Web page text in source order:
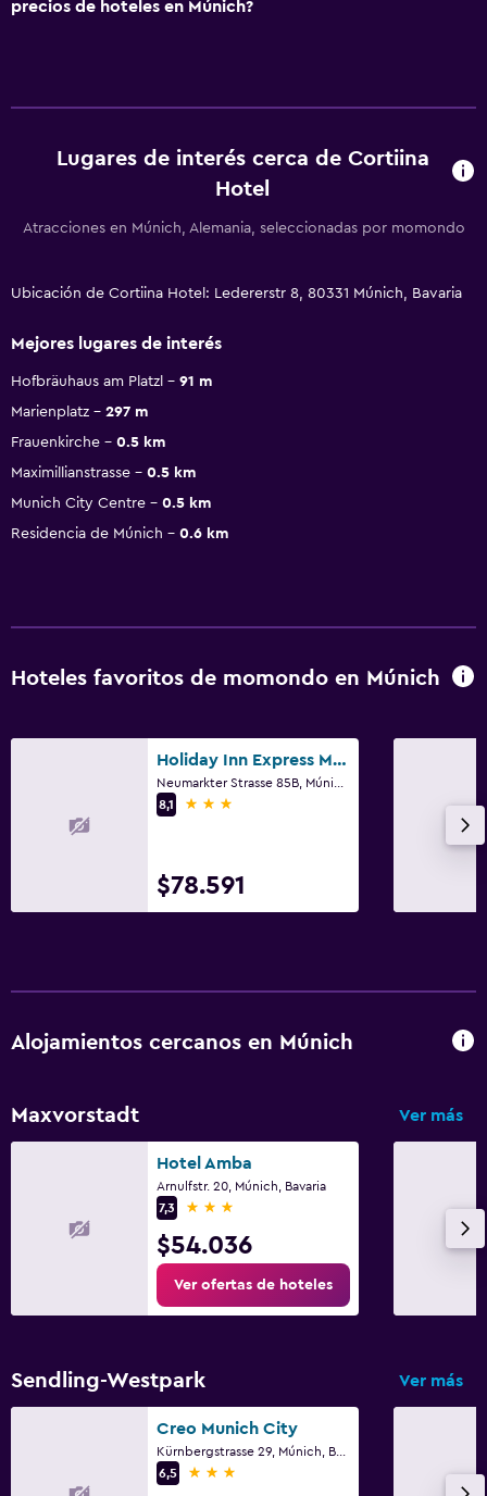
precios de hoteles en Múnich?
Lugares de interés cerca de Cortiina
Hotel
Atracciones en Múnich, Alemania, seleccionadas por momondo
Ubicación de Cortiina Hotel: Ledererstr 8, 80331 Múnich, Bavaria
Mejores lugares de interés
Hofbräuhaus am Platzl
91 m
Marienplatz
297 m
Frauenkirche
0.5 km
Maximillianstrasse
0.5 km
Munich City Centre
0.5 km
Residencia de Múnich
0.6 km
Hoteles favoritos de momondo en Múnich
Holiday Inn Express Munich - City East By IHG
8,1
3 estrellas
$78.591
Alojamientos cercanos en Múnich
Maxvorstadt Ver más
Hotel Amba
Arnulfstr. 20, Múnich, Bavaria
7,3
3 estrellas
$54.036
Ver ofertas de hoteles
Sendling-Westpark Ver más
Creo Munich City
6,5
3 estrellas